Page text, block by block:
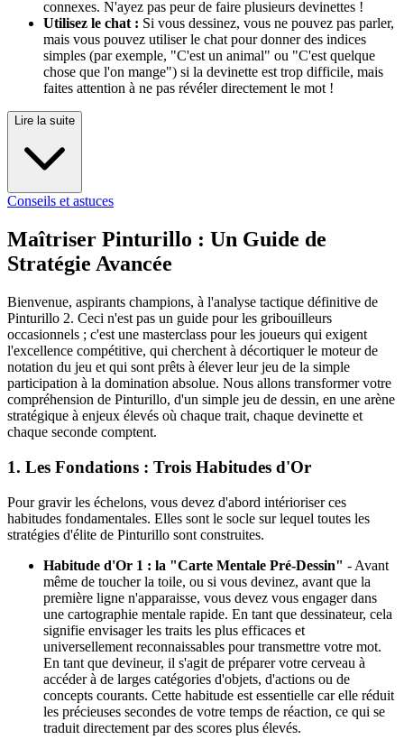
connexes. N'ayez pas peur de faire plusieurs devinettes !
Utilisez le chat : Si vous dessinez, vous ne pouvez pas parler,
mais vous pouvez utiliser le chat pour donner des indices
simples (par exemple, "C'est un animal" ou "C'est quelque
chose que l'on mange") si la devinette est trop difficile, mais
faites attention à ne pas révéler directement le mot !
Lire la suite
Conseils et astuces
Maîtriser Pinturillo : Un Guide de
Stratégie Avancée
Bienvenue, aspirants champions, à l'analyse tactique définitive de
Pinturillo 2. Ceci n'est pas un guide pour les gribouilleurs
occasionnels ; c'est une masterclass pour les joueurs qui exigent
l'excellence compétitive, qui cherchent à décortiquer le moteur de
notation du jeu et qui sont prêts à élever leur jeu de la simple
participation à la domination absolue. Nous allons transformer votre
compréhension de Pinturillo, d'un simple jeu de dessin, en une arène
stratégique à enjeux élevés où chaque trait, chaque devinette et
chaque seconde comptent.
1. Les Fondations : Trois Habitudes d'Or
Pour gravir les échelons, vous devez d'abord intérioriser ces
habitudes fondamentales. Elles sont le socle sur lequel toutes les
stratégies d'élite de Pinturillo sont construites.
Habitude d'Or 1 : la "Carte Mentale Pré-Dessin" - Avant
même de toucher la toile, ou si vous devinez, avant que la
première ligne n'apparaisse, vous devez vous engager dans
une cartographie mentale rapide. En tant que dessinateur, cela
signifie envisager les traits les plus efficaces et
universellement reconnaissables pour transmettre votre mot.
En tant que devineur, il s'agit de préparer votre cerveau à
accéder à de larges catégories d'objets, d'actions ou de
concepts courants. Cette habitude est essentielle car elle réduit
les précieuses secondes de votre temps de réaction, ce qui se
traduit directement par des scores plus élevés.